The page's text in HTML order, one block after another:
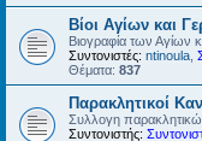
Βίοι Αγίων και
Βιογραφία των Αγίων
Συντονιστές: ntinoula
Θέματα: 837
Παρακλητικοί
Συλλογη
Συντονιστής: